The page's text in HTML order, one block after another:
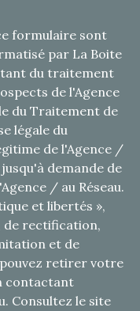
formulaire sont
par La Boite
du traitement
de l'Agence
du Traitement de
légale du
de l'Agence /
demande de
/ au Réseau.
et libertés »,
de rectification,
et de
retirer votre
contactant
Consultez le site